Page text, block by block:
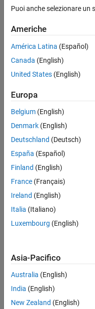
CORDIC Algorithm Using the
Function Block
Block.
open_system(
Puoi anche selezionare un
Americhe
América Latina (Español)
Canada (English)
United States (English)
Europa
Belgium (English)
Denmark (English)
Deutschland (Deutsch)
España (Español)
Finland (English)
France (Français)
Ireland (English)
Italia (Italiano)
Luxembourg (English)
Asia-Pacifico
Australia (English)
India (English)
New Zealand (English)